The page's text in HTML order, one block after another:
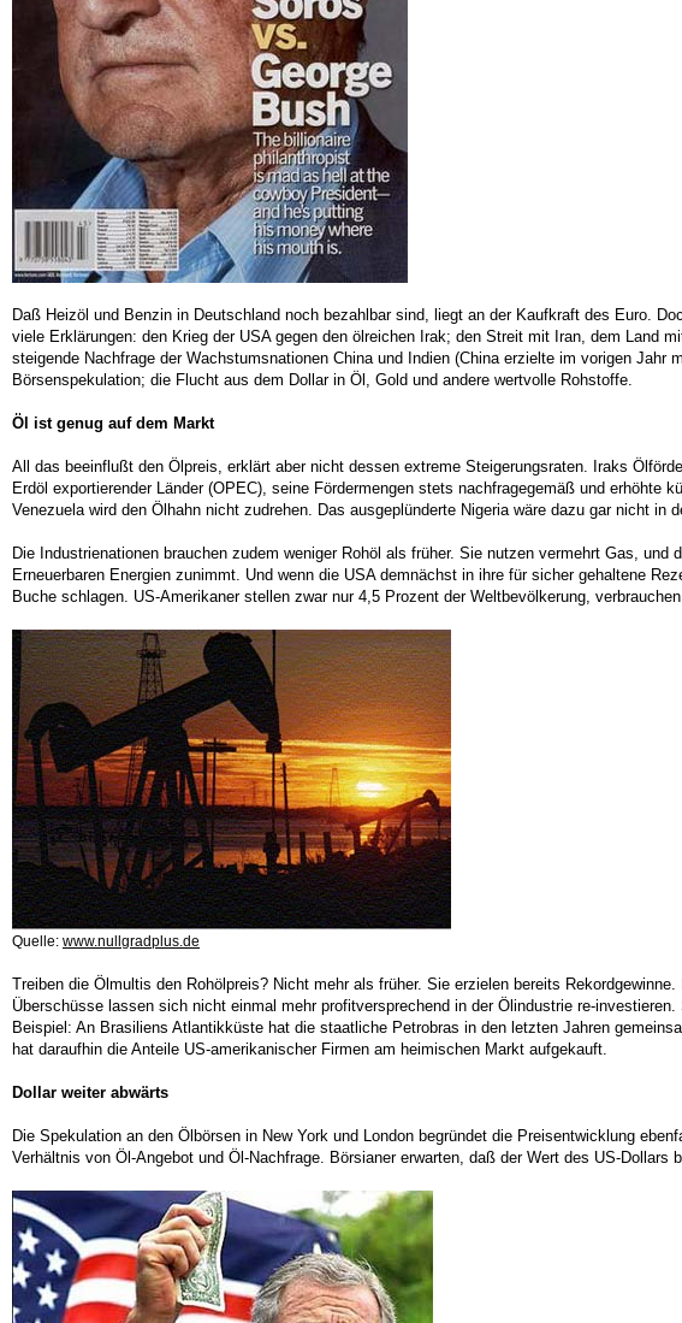
Daß Heizöl und Benzin in Deutschland noch bezahlbar sind, liegt an der Kaufkraft des Euro.
viele Erklärungen: den Krieg der USA gegen den ölreichen Irak; den Streit mit Iran, dem Land
steigende Nachfrage der Wachstumsnationen China und Indien (China erzielte im vorigen
Börsenspekulation; die Flucht aus dem Dollar in Öl, Gold und andere wertvolle Rohstoffe.
Öl ist genug auf dem Markt
All das beeinflußt den Ölpreis, erklärt aber nicht dessen extreme Steigerungsraten. Iraks
Erdöl exportierender Länder (OPEC), seine Fördermengen stets nachfragegemäß und
Venezuela wird den Ölhahn nicht zudrehen. Das ausgeplünderte Nigeria wäre dazu gar nicht
Die Industrienationen brauchen zudem weniger Rohöl als früher. Sie nutzen vermehrt Gas,
Erneuerbaren Energien zunimmt. Und wenn die USA demnächst in ihre für sicher gehaltene
Buche schlagen. US-Amerikaner stellen zwar nur 4,5 Prozent der Weltbevölkerung,
Quelle: www.nullgradplus.de
Treiben die Ölmultis den Rohölpreis? Nicht mehr als früher. Sie erzielen bereits
Überschüsse lassen sich nicht einmal mehr profitversprechend in der Ölindustrie re-
Beispiel: An Brasiliens Atlantikküste hat die staatliche Petrobras in den letzten Jahren
hat daraufhin die Anteile US-amerikanischer Firmen am heimischen Markt aufgekauft.
Dollar weiter abwärts
Die Spekulation an den Ölbörsen in New York und London begründet die Preisentwicklung
Verhältnis von Öl-Angebot und Öl-Nachfrage. Börsianer erwarten, daß der Wert des US-